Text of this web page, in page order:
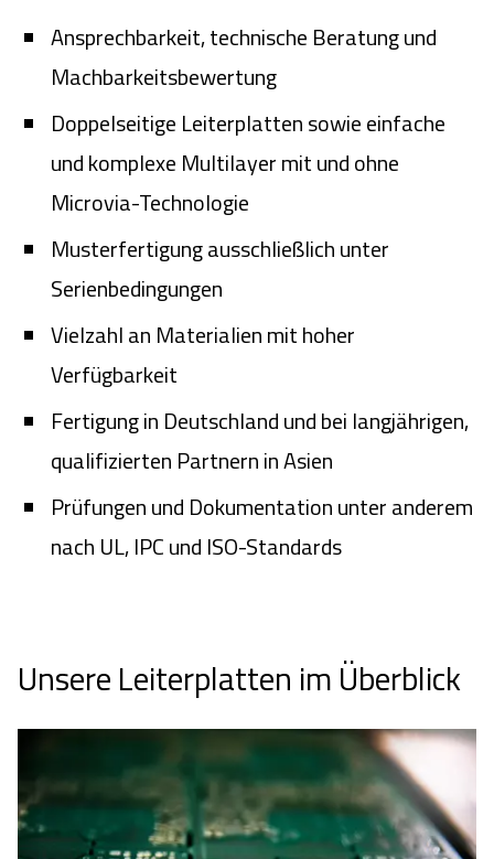
Ansprechbarkeit, technische Beratung und
Machbarkeitsbewertung
Doppelseitige Leiterplatten sowie einfache
und komplexe Multilayer mit und ohne
Microvia-Technologie
Musterfertigung ausschließlich unter
Serienbedingungen
Vielzahl an Materialien mit hoher
Verfügbarkeit
Fertigung in Deutschland und bei langjährigen,
qualifizierten Partnern in Asien
Prüfungen und Dokumentation unter anderem
nach UL, IPC und ISO-Standards
Unsere Leiterplatten im Überblick